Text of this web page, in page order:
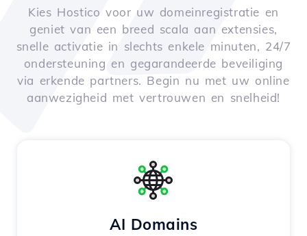
Kies Hostico voor uw domeinregistratie en
geniet van een breed scala aan extensies,
snelle activatie in slechts enkele minuten, 24/7
ondersteuning en gegarandeerde beveiliging
via erkende partners. Begin nu met uw online
aanwezigheid met vertrouwen en snelheid!
AI Domains